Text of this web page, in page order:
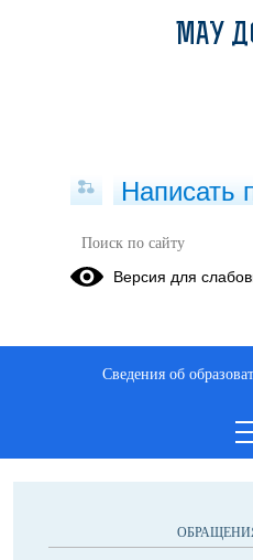
Контакты
ХМАО-Югре
МАУ
Написать
Версия для
Сведения об